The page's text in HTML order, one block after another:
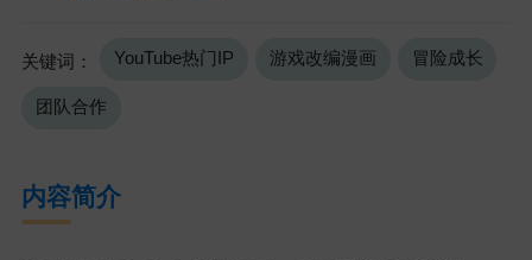
关键词： YouTube热门IP 游戏改编漫画 冒险成长
团队合作
内容简介